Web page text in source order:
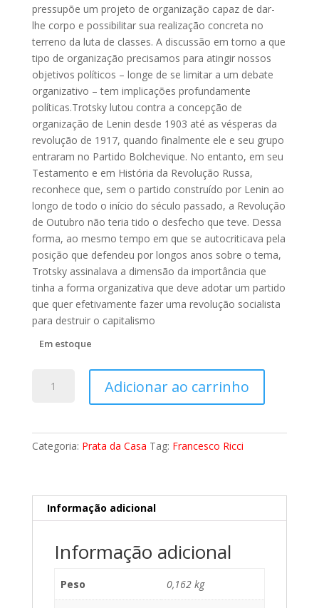
pressupõe um projeto de organização capaz de dar-
lhe corpo e possibilitar sua realização concreta no
terreno da luta de classes. A discussão em torno a que
tipo de organização precisamos para atingir nossos
objetivos políticos – longe de se limitar a um debate
organizativo – tem implicações profundamente
políticas.Trotsky lutou contra a concepção de
organização de Lenin desde 1903 até as vésperas da
revolução de 1917, quando finalmente ele e seu grupo
entraram no Partido Bolchevique. No entanto, em seu
Testamento e em História da Revolução Russa,
reconhece que, sem o partido construído por Lenin ao
longo de todo o início do século passado, a Revolução
de Outubro não teria tido o desfecho que teve. Dessa
forma, ao mesmo tempo em que se autocriticava pela
posição que defendeu por longos anos sobre o tema,
Trotsky assinalava a dimensão da importância que
tinha a forma organizativa que deve adotar um partido
que quer efetivamente fazer uma revolução socialista
para destruir o capitalismo
Em estoque
tipo
Adicionar ao carrinho
Categoria: Prata da Casa Tag: Francesco Ricci
Informação adicional
Informação adicional
Peso 0,162 kg